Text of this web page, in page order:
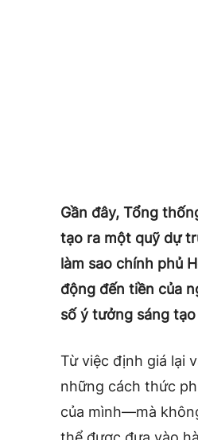
Gần đây, Tổng
tạo ra một quỹ dự
làm sao chính phủ
động đến tiền của
số ý tưởng sáng
Từ việc định giá lại
những cách thức
của mình—mà